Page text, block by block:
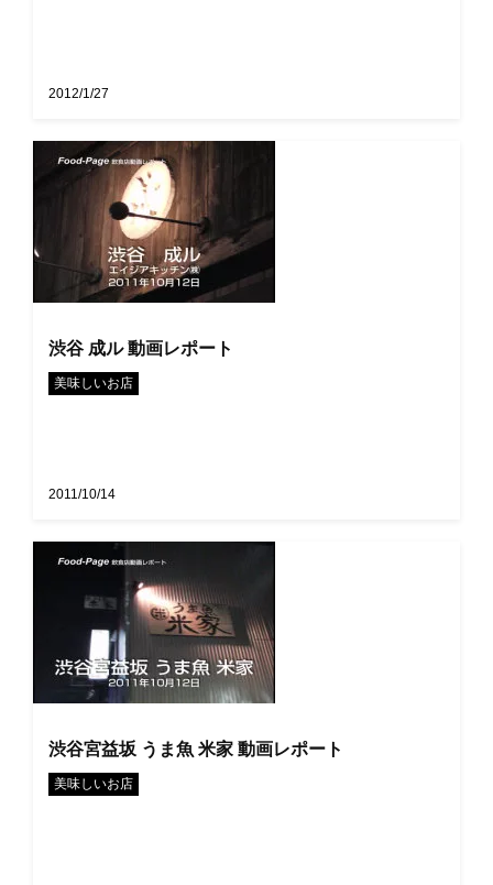
2012/1/27
渋谷 成ル 動画レポート
美味しいお店
2011/10/14
渋谷宮益坂 うま魚 米家 動画レポート
美味しいお店